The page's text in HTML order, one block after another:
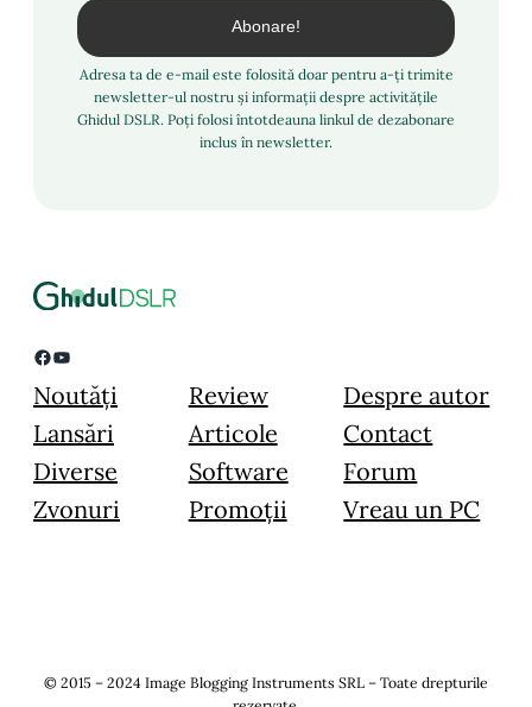
Adresa ta de e-mail este folosită doar pentru a-ți trimite
newsletter-ul nostru și informații despre activitățile
Ghidul DSLR. Poți folosi întotdeauna linkul de dezabonare
inclus în newsletter.
Facebook YouTube
Noutăți
Lansări
Diverse
Zvonuri
Review
Articole
Software
Promoții
Despre autor
Contact
Forum
Vreau un PC
© 2015 – 2024 Image Blogging Instruments SRL – Toate drepturile